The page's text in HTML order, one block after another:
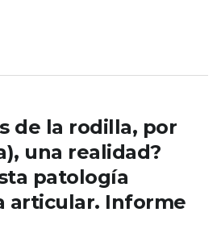
de la rodilla, por
una realidad?
patología
articular. Informe